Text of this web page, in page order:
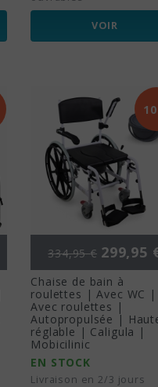
VOIR
Prix de base
334,95 € Prix
299,95
Chaise de bain à
roulettes | Avec WC |
Avec roulettes |
Autopropulsée |
réglable | Caligula |
Mobicilinic
EN STOCK
Livraison en 2/3 jours